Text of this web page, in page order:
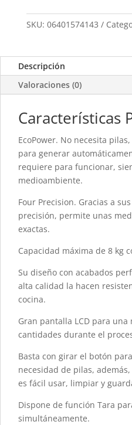
SKU: 06401574143
Descripción
Valoraciones (0)
Características
EcoPower. No necesita
para generar
requiere para funcionar,
medioambiente.
Four Precision. Gracias a
precisión, permite unas
exactas.
Capacidad máxima de 8 kg
Su diseño con acabados
alta calidad la hacen
cocina.
Gran pantalla LCD para
cantidades durante el
Basta con girar el botón
necesidad de pilas,
es fácil usar, limpiar y
Dispone de función Tara
simultáneamente.